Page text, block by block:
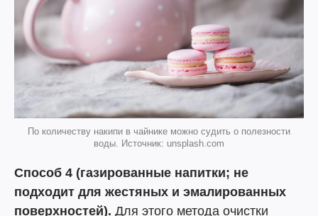
По количеству накипи в чайнике можно судить о полезности
воды. Источник: unsplash.com
Способ 4 (газированные напитки; не
подходит для жестяных и эмалированных
поверхностей). Для этого метода очистки